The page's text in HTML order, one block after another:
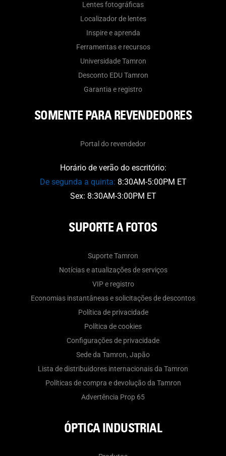
Lentes fotográficas
Localizador de lentes
Inspire e aprenda
Ferramentas e recursos
Universidade Tamron
Desconto EDU Tamron
Garantia e registro
SOMENTE PARA REVENDEDORES
Portal do revendedor
Horário de verão do escritório:
De segunda a quinta: 8:30AM-5:00PM ET
Sex: 8:30AM-3:00PM ET
SUPORTE A FOTOS
Suporte Tamron
Notícias e atualizações de serviços
VIP e registro
Economias instantâneas e solicitações de descontos
Política de privacidade
Política de cookies
Configurações de privacidade
Sede da Tamron, Japão
Lista de distribuidores internacionais da Tamron
Políticas de compra e devolução da Tamron
Advertência Prop 65
ÓPTICA INDUSTRIAL